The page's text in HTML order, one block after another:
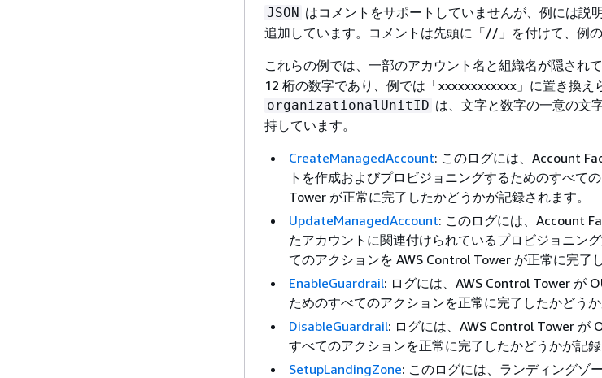
JSON はコメントをサポートしていませんが、例には説
追加しています。コメントは先頭に「//」を付けて、例の
これらの例では、一部のアカウント名と組織名が隠されて
12 桁の数字であり、例では「xxxxxxxxxxxx」に置き換え
organizationalUnitID は、文字と数字の一意の文
持しています。
CreateManagedAccount: このログには、Account
トを作成およびプロビジョニングするためのすべて
Tower が正常に完了したかどうかが記録されます。
UpdateManagedAccount: このログには、Account
たアカウントに関連付けられているプロビジョニン
てのアクションを AWS Control Tower が正常に完了
EnableGuardrail: ログには、AWS Control Tower が
ためのすべてのアクションを正常に完了したかどうか
DisableGuardrail: ログには、AWS Control Tower が
すべてのアクションを正常に完了したかどうかが記録
SetupLandingZone: このログには、ランディングゾ